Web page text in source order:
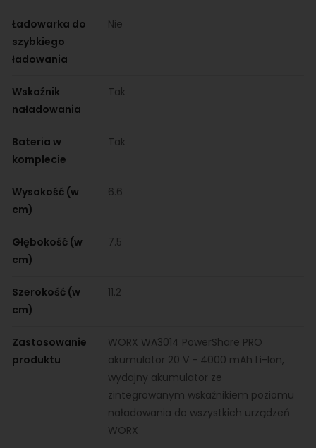
Ładowarka do
szybkiego
ładowania
Nie
Wskaźnik
naładowania
Tak
Bateria w
komplecie
Tak
Wysokość (w
cm)
6.6
Głębokość (w
cm)
7.5
Szerokość (w
cm)
11.2
Zastosowanie
produktu
WORX WA3014 PowerShare PRO
akumulator 20 V - 4000 mAh Li-Ion,
wydajny akumulator ze
zintegrowanym wskaźnikiem poziomu
naładowania do wszystkich urządzeń
WORX